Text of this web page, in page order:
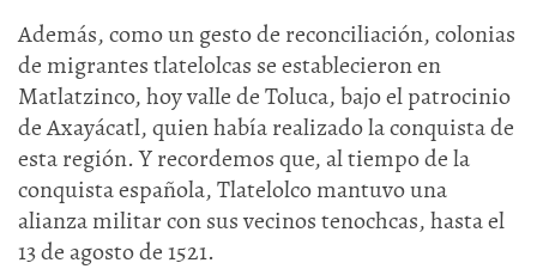
Además, como un gesto de reconciliación, colonias
de migrantes tlatelolcas se establecieron en
Matlatzinco, hoy valle de Toluca, bajo el patrocinio
de Axayácatl, quien había realizado la conquista de
esta región. Y recordemos que, al tiempo de la
conquista española, Tlatelolco mantuvo una
alianza militar con sus vecinos tenochcas, hasta el
13 de agosto de 1521.